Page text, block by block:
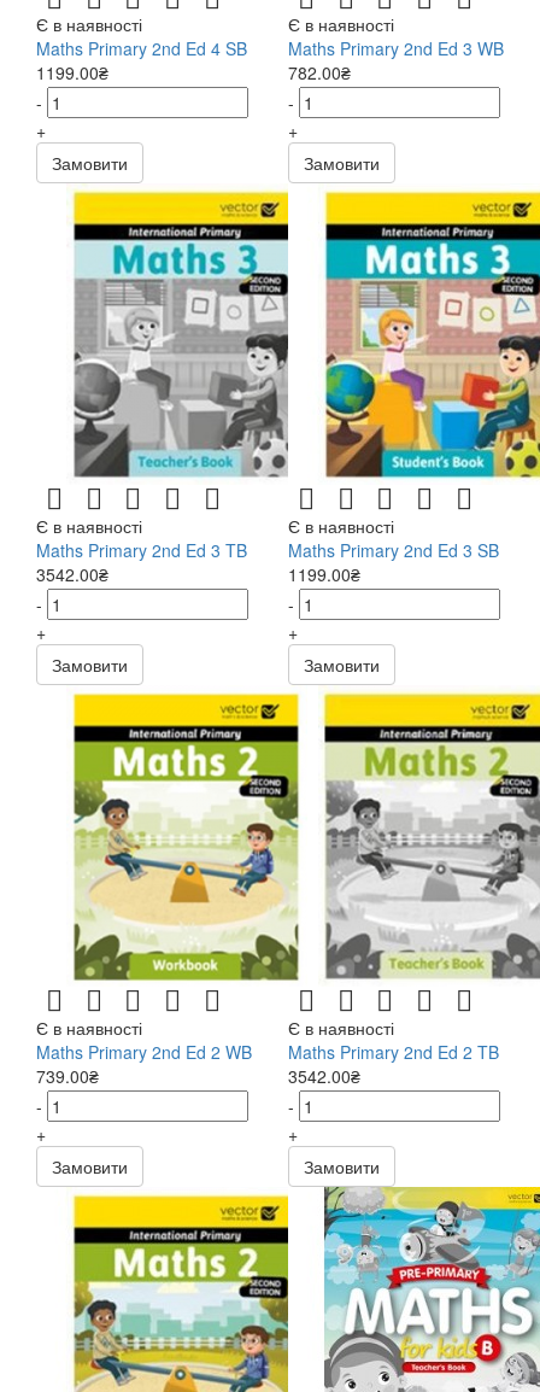
Є в наявності
Maths Primary 2nd Ed 4 SB
1199.00₴
-
+
Замовити
Є в наявності
Maths Primary 2nd Ed 3 WB
782.00₴
-
+
Замовити
Є в наявності
Maths Primary 2nd Ed 3 TB
3542.00₴
-
+
Замовити
Є в наявності
Maths Primary 2nd Ed 3 SB
1199.00₴
-
+
Замовити
Є в наявності
Maths Primary 2nd Ed 2 WB
739.00₴
-
+
Замовити
Є в наявності
Maths Primary 2nd Ed 2 TB
3542.00₴
-
+
Замовити